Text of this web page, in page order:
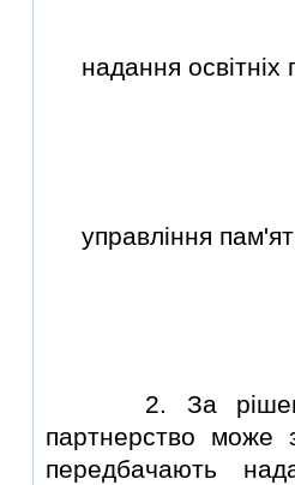
надання освiтнiх
управлiння
2. За рiшенням
партнерство може
передбачають